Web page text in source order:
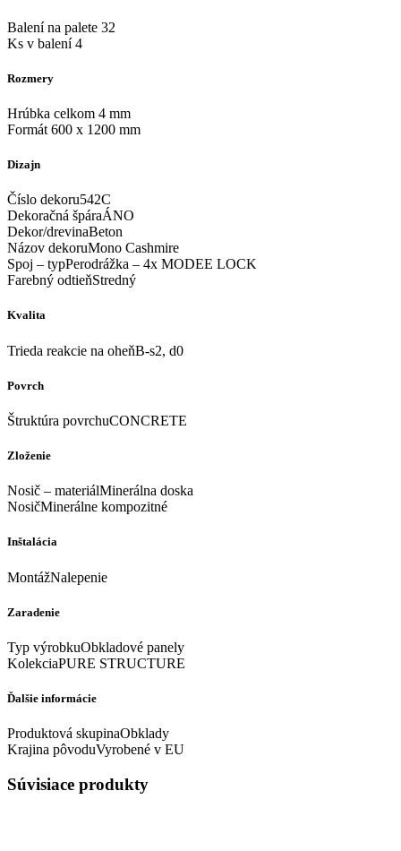
Balení na palete 32
Ks v balení 4
Rozmery
Hrúbka celkom 4 mm
Formát 600 x 1200 mm
Dizajn
Číslo dekoru542C
Dekoračná špáraÁNO
Dekor/drevinaBeton
Názov dekoruMono Cashmire
Spoj – typPerodrážka – 4x MODEE LOCK
Farebný odtieňStredný
Kvalita
Trieda reakcie na oheňB-s2, d0
Povrch
Štruktúra povrchuCONCRETE
Zloženie
Nosič – materiálMinerálna doska
NosičMinerálne kompozitné
Inštalácia
MontážNalepenie
Zaradenie
Typ výrobkuObkladové panely
KolekciaPURE STRUCTURE
Ďalšie informácie
Produktová skupinaObklady
Krajina pôvoduVyrobené v EU
Súvisiace produkty